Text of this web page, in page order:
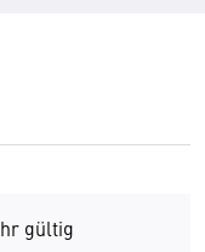
gültig